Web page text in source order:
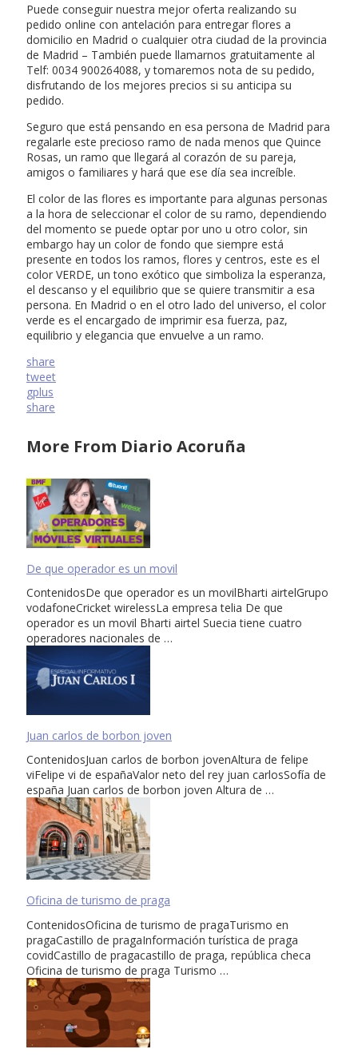
Puede conseguir nuestra mejor oferta realizando su
pedido online con antelación para entregar flores a
domicilio en Madrid o cualquier otra ciudad de la provincia
de Madrid – También puede llamarnos gratuitamente al
Telf: 0034 900264088, y tomaremos nota de su pedido,
disfrutando de los mejores precios si su anticipa su
pedido.
Seguro que está pensando en esa persona de Madrid para
regalarle este precioso ramo de nada menos que Quince
Rosas, un ramo que llegará al corazón de su pareja,
amigos o familiares y hará que ese día sea increíble.
El color de las flores es importante para algunas personas
a la hora de seleccionar el color de su ramo, dependiendo
del momento se puede optar por uno u otro color, sin
embargo hay un color de fondo que siempre está
presente en todos los ramos, flores y centros, este es el
color VERDE, un tono exótico que simboliza la esperanza,
el descanso y el equilibrio que se quiere transmitir a esa
persona. En Madrid o en el otro lado del universo, el color
verde es el encargado de imprimir esa fuerza, paz,
equilibrio y elegancia que envuelve a un ramo.
share
tweet
gplus
share
More From Diario Acoruña
De que operador es un movil
ContenidosDe que operador es un movilBharti airtelGrupo
vodafoneCricket wirelessLa empresa telia De que
operador es un movil Bharti airtel Suecia tiene cuatro
operadores nacionales de …
Juan carlos de borbon joven
ContenidosJuan carlos de borbon jovenAltura de felipe
viFelipe vi de españaValor neto del rey juan carlosSofía de
españa Juan carlos de borbon joven Altura de …
Oficina de turismo de praga
ContenidosOficina de turismo de pragaTurismo en
pragaCastillo de pragaInformación turística de praga
covidCastillo de pragacastillo de praga, república checa
Oficina de turismo de praga Turismo …